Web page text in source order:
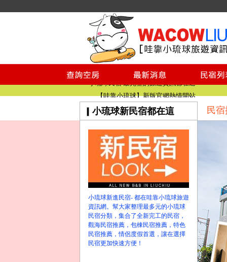
小琉球民宿空房
小琉球民宿
小琉球民宿推薦
【小琉球民宿特約】東港停車場!!看這邊
小琉球民宿 最完整的旅遊資訊都在這
【哇靠小琉球】新版官網熱情開站
【哇靠小琉球粉絲團】即時動態!!
小琉球民宿空房
小琉球民宿
小琉球民宿推薦
【小琉球民宿特約】東港停車場!!看這邊
小琉球民宿 最完整的旅遊資訊都在這
【哇靠小琉球】新版官網熱情開站
【哇靠小琉球粉絲團】即時動態!!
小琉球新民宿都在這
小琉球新進民宿- 都在哇靠小琉球旅遊
資訊網。幫大家整理最多元的小琉球
民宿分類，集合了全新完工的民宿，
觀海民宿推薦，包棟民宿推薦，特色
民宿推薦，情侶度假首選，讓在選擇
民宿更加快速方便！
民